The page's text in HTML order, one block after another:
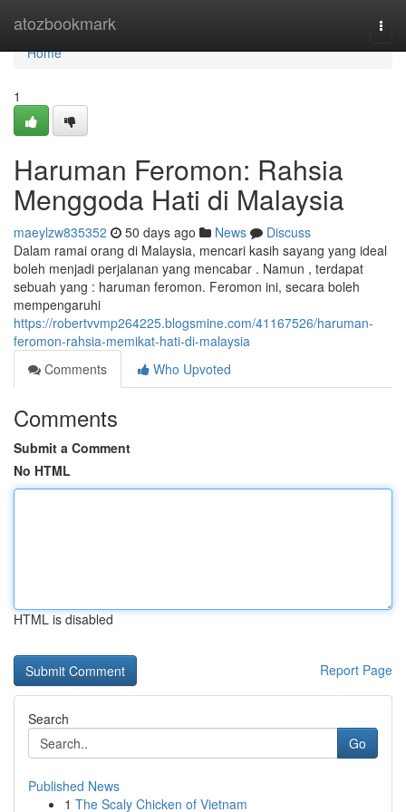
atozbookmark
Home
Home
1
Haruman Feromon: Rahsia
Menggoda Hati di Malaysia
maeylzw835352 50 days ago News
Discuss
Dalam ramai orang di Malaysia, mencari kasih sayang yang ideal
boleh menjadi perjalanan yang mencabar . Namun , terdapat
sebuah yang : haruman feromon. Feromon ini, secara boleh
mempengaruhi
https://robertvvmp264225.blogsmine.com/41167526/haruman-
feromon-rahsia-memikat-hati-di-malaysia
Comments
Who Upvoted
Comments
Submit a Comment
No HTML
HTML is disabled
Report Page
Search
Go
Published News
1 The Scaly Chicken of Vietnam